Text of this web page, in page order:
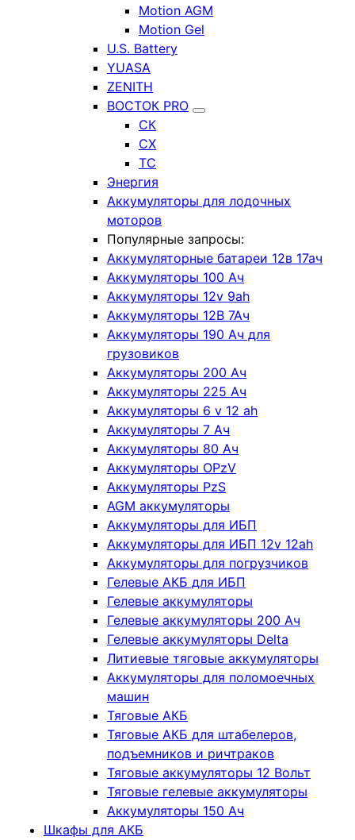
Motion AGM
Motion Gel
U.S. Battery
YUASA
ZENITH
ВОСТОК PRO
СК
СХ
ТС
Энергия
Аккумуляторы для лодочных
моторов
Популярные запросы:
Аккумуляторные батареи 12в 17ач
Аккумуляторы 100 Ач
Аккумуляторы 12v 9ah
Аккумуляторы 12В 7Ач
Аккумуляторы 190 Ач для
грузовиков
Аккумуляторы 200 Ач
Аккумуляторы 225 Ач
Аккумуляторы 6 v 12 ah
Аккумуляторы 7 Ач
Аккумуляторы 80 Ач
Аккумуляторы OPzV
Аккумуляторы PzS
AGM аккумуляторы
Аккумуляторы для ИБП
Аккумуляторы для ИБП 12v 12ah
Аккумуляторы для погрузчиков
Гелевые АКБ для ИБП
Гелевые аккумуляторы
Гелевые аккумуляторы 200 Ач
Гелевые аккумуляторы Delta
Литиевые тяговые аккумуляторы
Аккумуляторы для поломоечных
машин
Тяговые АКБ
Тяговые АКБ для штабелеров,
подъемников и ричтраков
Тяговые аккумуляторы 12 Вольт
Тяговые гелевые аккумуляторы
Аккумуляторы 150 Ач
Шкафы для АКБ